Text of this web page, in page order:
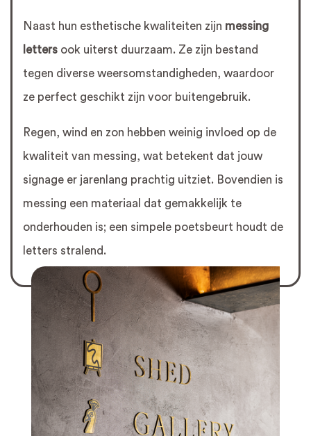
Naast hun esthetische kwaliteiten zijn messing
letters ook uiterst duurzaam. Ze zijn bestand
tegen diverse weersomstandigheden, waardoor
ze perfect geschikt zijn voor buitengebruik.
Regen, wind en zon hebben weinig invloed op de
kwaliteit van messing, wat betekent dat jouw
signage er jarenlang prachtig uitziet. Bovendien is
messing een materiaal dat gemakkelijk te
onderhouden is; een simpele poetsbeurt houdt de
letters stralend.